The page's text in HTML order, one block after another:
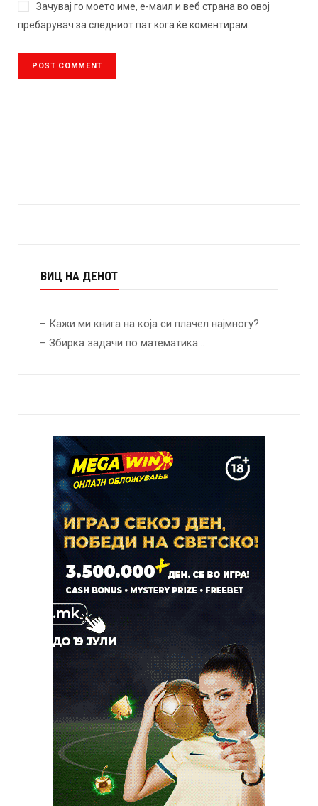
Зачувај го моето име, е-маил и веб страна во овој
пребарувач за следниот пат кога ќе коментирам.
ВИЦ НА ДЕНОТ
– Кажи ми книга на која си плачел најмногу?
– Збирка задачи по математика…